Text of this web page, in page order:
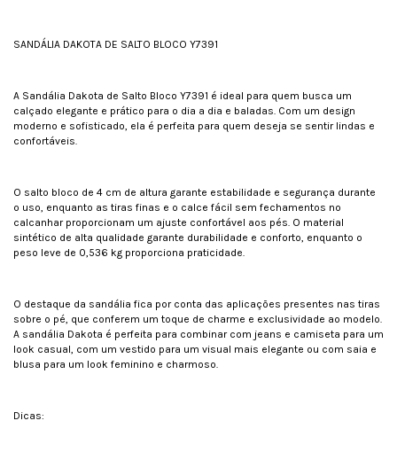
SANDÁLIA DAKOTA DE SALTO BLOCO Y7391
A Sandália Dakota de Salto Bloco Y7391 é ideal para quem busca um
calçado elegante e prático para o dia a dia e baladas. Com um design
moderno e sofisticado, ela é perfeita para quem deseja se sentir lindas e
confortáveis.
O salto bloco de 4 cm de altura garante estabilidade e segurança durante
o uso, enquanto as tiras finas e o calce fácil sem fechamentos no
calcanhar proporcionam um ajuste confortável aos pés. O material
sintético de alta qualidade garante durabilidade e conforto, enquanto o
peso leve de 0,536 kg proporciona praticidade.
O destaque da sandália fica por conta das aplicações presentes nas tiras
sobre o pé, que conferem um toque de charme e exclusividade ao modelo.
A sandália Dakota é perfeita para combinar com jeans e camiseta para um
look casual, com um vestido para um visual mais elegante ou com saia e
blusa para um look feminino e charmoso.
Dicas: